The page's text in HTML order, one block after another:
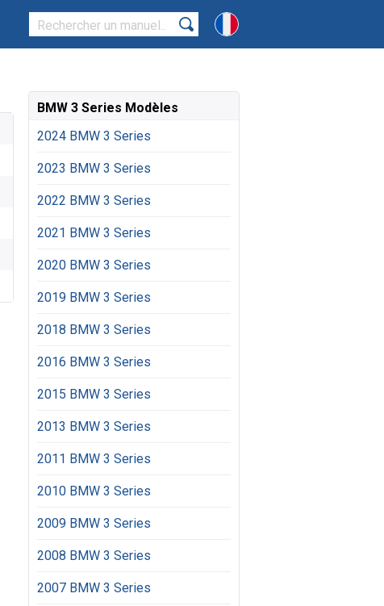
BMW 3 Series Modèles
2024 BMW 3 Series
2023 BMW 3 Series
2022 BMW 3 Series
2021 BMW 3 Series
2020 BMW 3 Series
2019 BMW 3 Series
2018 BMW 3 Series
2016 BMW 3 Series
2015 BMW 3 Series
2013 BMW 3 Series
2011 BMW 3 Series
2010 BMW 3 Series
2009 BMW 3 Series
2008 BMW 3 Series
2007 BMW 3 Series